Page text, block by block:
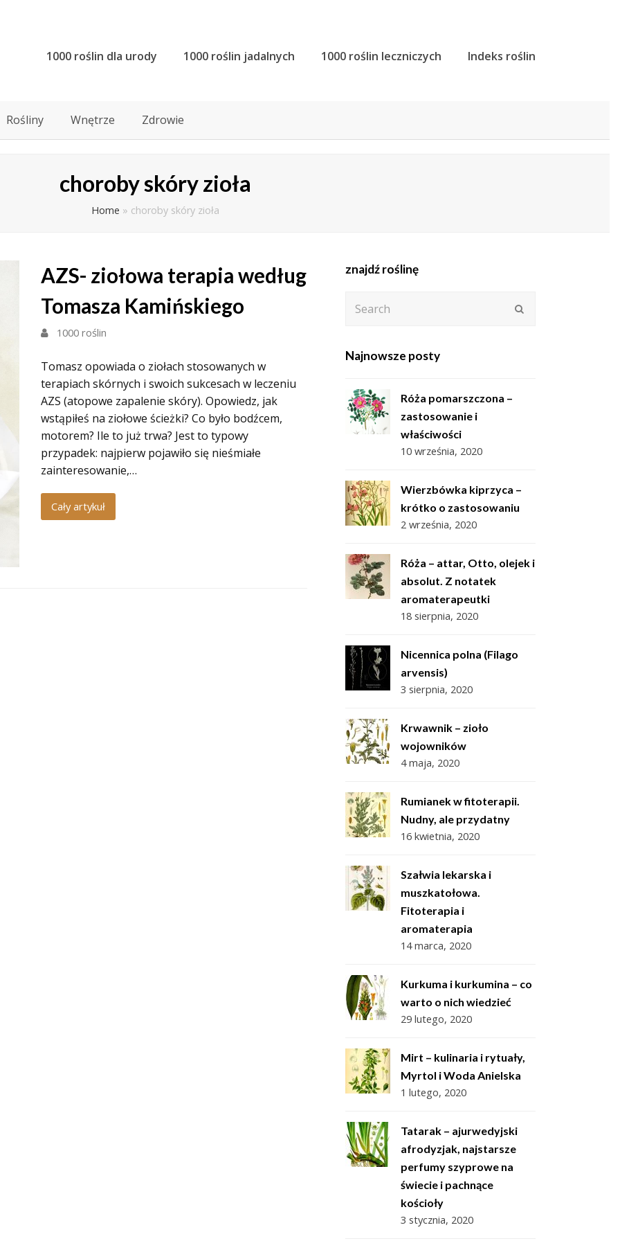
1000 roślin dla urody 1000 roślin jadalnych 1000 roślin leczniczych Indeks roślin
Rośliny Wnętrze Zdrowie
choroby skóry zioła
Home » choroby skóry zioła
AZS- ziołowa terapia według
Tomasza Kamińskiego
1000 roślin
Tomasz opowiada o ziołach stosowanych w
terapiach skórnych i swoich sukcesach w leczeniu
AZS (atopowe zapalenie skóry). Opowiedz, jak
wstąpiłeś na ziołowe ścieżki? Co było bodźcem,
motorem? Ile to już trwa? Jest to typowy
przypadek: najpierw pojawiło się nieśmiałe
zainteresowanie,…
Cały artykuł
znajdź roślinę
Najnowsze posty
Róża pomarszczona –
zastosowanie i
właściwości
10 września, 2020
Wierzbówka kiprzyca –
krótko o zastosowaniu
2 września, 2020
Róża – attar, Otto, olejek i
absolut. Z notatek
aromaterapeutki
18 sierpnia, 2020
Nicennica polna (Filago
arvensis)
3 sierpnia, 2020
Krwawnik – zioło
wojowników
4 maja, 2020
Rumianek w fitoterapii.
Nudny, ale przydatny
16 kwietnia, 2020
Szałwia lekarska i
muszkatołowa.
Fitoterapia i
aromaterapia
14 marca, 2020
Kurkuma i kurkumina – co
warto o nich wiedzieć
29 lutego, 2020
Mirt – kulinaria i rytuały,
Myrtol i Woda Anielska
1 lutego, 2020
Tatarak – ajurwedyjski
afrodyzjak, najstarsze
perfumy szyprowe na
świecie i pachnące
kościoły
3 stycznia, 2020